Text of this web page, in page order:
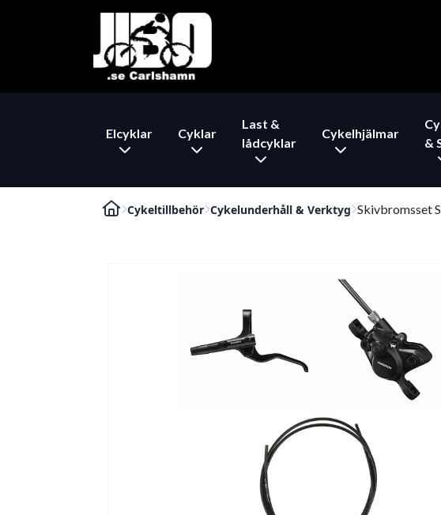
Elcyklar Cyklar
Last &
lådcyklar
Cykelhjälmar
&
Cykeltillbehör Cykelunderhåll & Verktyg Skivbromsset